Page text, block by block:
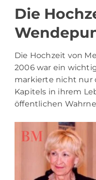
Die
Die Hochzeit von
2006 war ein
markierte nicht nur
Kapitels in ihrem
öffentlichen